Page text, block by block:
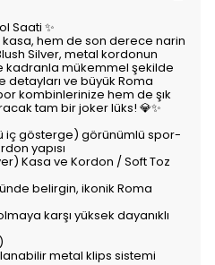
Saati ✨
hem de son derece narin
Silver, metal kordonun
kadranla mükemmel şekilde
ve büyük Roma
kombinlerinize hem de şık
tam bir joker lüks! 💎✨
iç gösterge) görünümlü spor-
yapısı
Kasa ve Kordon / Soft Toz
belirgin, ikonik Roma
karşı yüksek dayanıklı
metal klips sistemi